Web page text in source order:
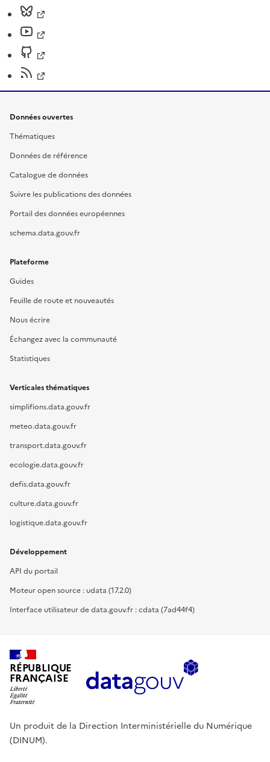
Données ouvertes
Thématiques
Données de référence
Catalogue de données
Suivre les publications des données
Portail des données européennes
schema.data.gouv.fr
Plateforme
Guides
Feuille de route et nouveautés
Nous écrire
Échangez avec la communauté
Statistiques
Verticales thématiques
simplifions.data.gouv.fr
meteo.data.gouv.fr
transport.data.gouv.fr
ecologie.data.gouv.fr
defis.data.gouv.fr
culture.data.gouv.fr
logistique.data.gouv.fr
Développement
API du portail
Moteur open source : udata (17.2.0)
Interface utilisateur de data.gouv.fr : cdata (7ad44f4)
RÉPUBLIQUE
FRANÇAISE
Un produit de la Direction Interministérielle du Numérique
(DINUM).